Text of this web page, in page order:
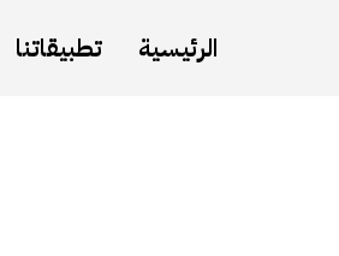
الرئيسية تطبيقاتنا